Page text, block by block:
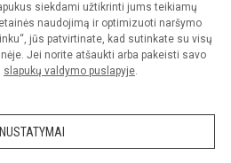
siekdami užtikrinti jums teikiamų
naudojimą ir optimizuoti naršymo
jūs patvirtinate, kad sutinkate su visų
Jei norite atšaukti arba pakeisti savo
slapukų valdymo puslapyje.
NUSTATYMAI
- mokykla. Visos teisės saugomos.
administracijos sutikimo griežtai draudžiama.
Slapukų politika